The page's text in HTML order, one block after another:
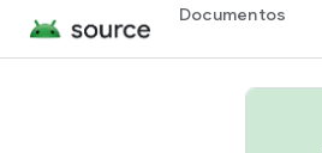
Documentos